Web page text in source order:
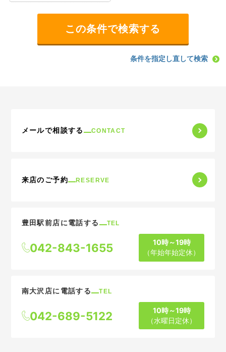
条件を指定し直して検索
メールで相談する CONTACT
来店のご予約 RESERVE
豊田駅前店に電話する TEL
042-843-1655
10時～19時
（年始年始定休）
南大沢店に電話する TEL
042-689-5122
10時～19時
（水曜日定休）